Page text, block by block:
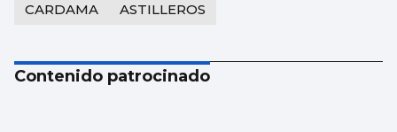
CARDAMA ASTILLEROS
Contenido patrocinado